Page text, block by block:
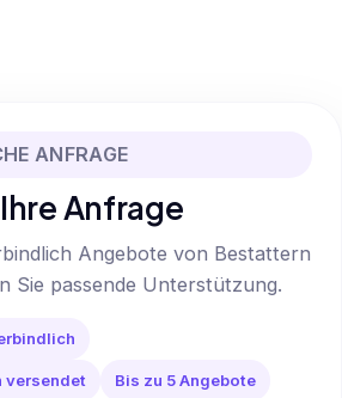
ANFRAGE
Anfrage
Angebote von Bestattern
Sie passende Unterstützung.
versendet Bis zu 5 Angebote